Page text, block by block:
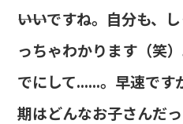
――いいですね。自分も、
っちゃわかります（笑
でにして......。早速で
期はどんなお子さんだ